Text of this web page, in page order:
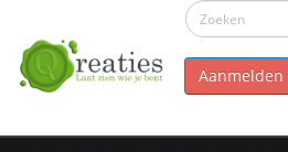
Aanmelden